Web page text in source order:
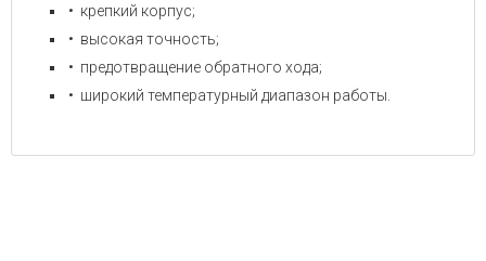
крепкий корпус;
высокая точность;
предотвращение обратного хода;
широкий температурный диапазон работы.